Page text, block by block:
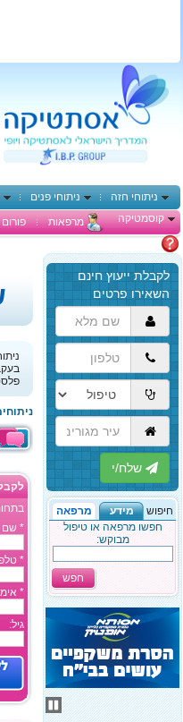
ניתוחי חזה ניתוחי פנים
קוסמטיקה
מרפאות
הגעת
לתוכן
המרכזי,
באפשרותך
ללחוץ
אנטר
כדי
לדלג
לאזור
הבא
חיפוש מידע
מרפאה
חפשו מרפאה או טיפול
מבוקש:
חפש
* שם
*
*
גיל: